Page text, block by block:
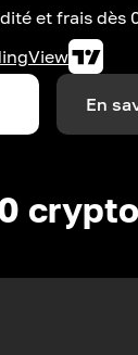
et frais dès
En